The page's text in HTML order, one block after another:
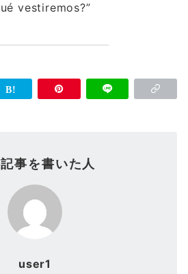
vestiremos?”
事を書いた人
user1